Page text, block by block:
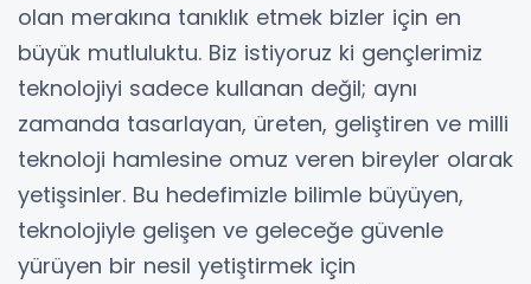
olan merakına tanıklık etmek bizler için en
büyük mutluluktu. Biz istiyoruz ki gençlerimiz
teknolojiyi sadece kullanan değil; aynı
zamanda tasarlayan, üreten, geliştiren ve milli
teknoloji hamlesine omuz veren bireyler olarak
yetişsinler. Bu hedefimizle bilimle büyüyen,
teknolojiyle gelişen ve geleceğe güvenle
yürüyen bir nesil yetiştirmek için